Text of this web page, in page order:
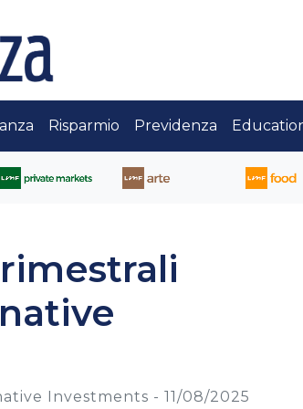
Risparmio Previdenza
Investments - 11/08/2025